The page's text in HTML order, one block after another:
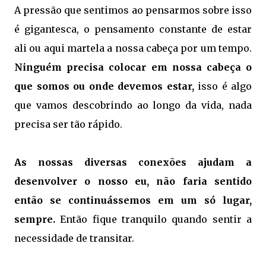
A pressão que sentimos ao pensarmos sobre isso
é gigantesca, o pensamento constante de estar
ali ou aqui martela a nossa cabeça por um tempo.
Ninguém precisa colocar em nossa cabeça o
que somos ou onde devemos estar,isso é algo
que vamos descobrindo ao longo da vida, nada
precisa ser tão rápido.
As nossas diversas conexões ajudam a
desenvolver o nosso eu, não faria sentido
então se continuássemos em um só lugar,
sempre. Então fique tranquilo quando sentir a
necessidade de transitar.